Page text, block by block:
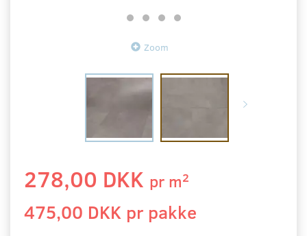
Zoom
278,00 DKK pr m2
475,00 DKK pr pakke